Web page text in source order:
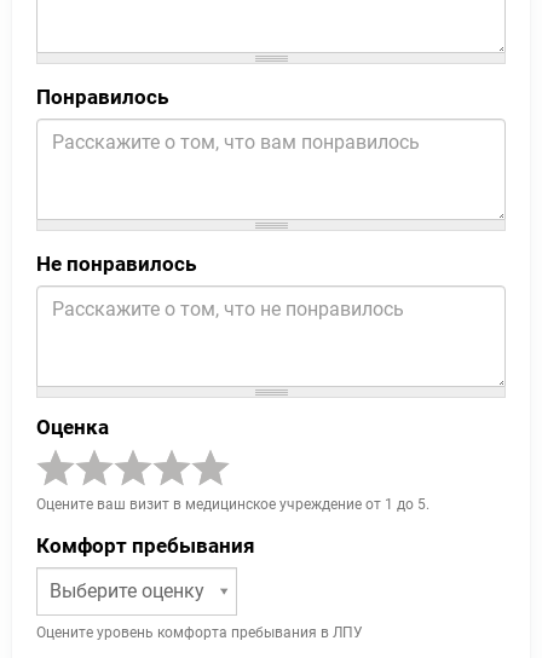
Понравилось
Не понравилось
Оценка
Оцените ваш визит в медицинское учреждение от 1 до 5.
Комфорт пребывания
Выберите оценку
Оцените уровень комфорта пребывания в ЛПУ